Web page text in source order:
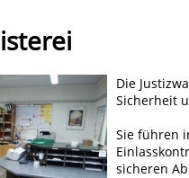
Die
Sicherheit
Sie führen
sicheren